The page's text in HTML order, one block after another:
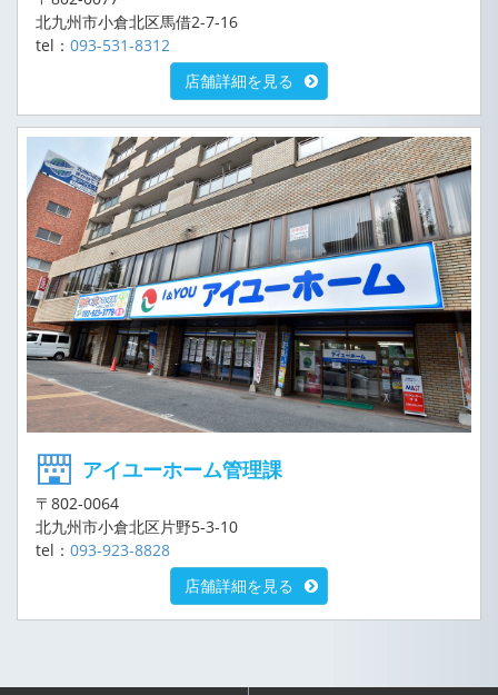
北九州市小倉北区馬借2-7-16
tel： 093-531-8312
店舗詳細を見る
アイユーホーム管理課
〒802-0064
北九州市小倉北区片野5-3-10
tel： 093-923-8828
店舗詳細を見る